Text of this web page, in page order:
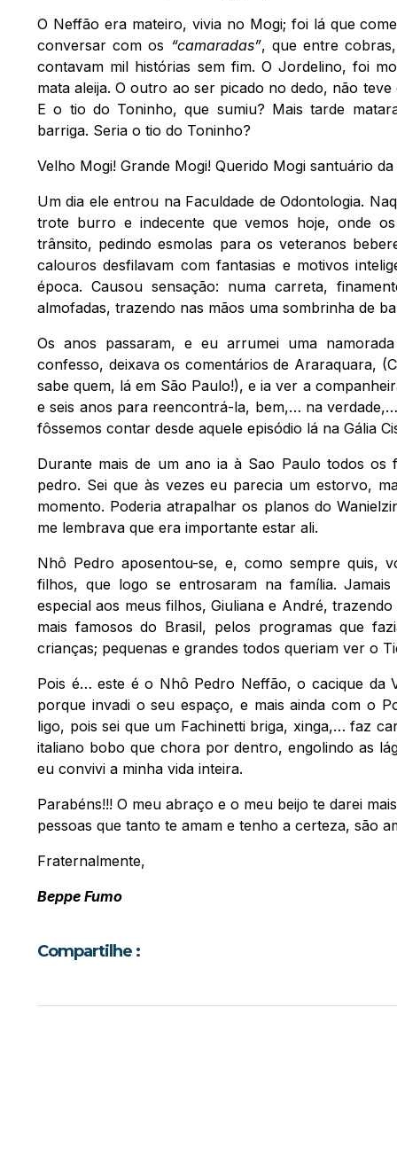
O Neffão era mateiro, vivia no Mogi; foi lá que
conversar com os “camaradas”, que entre cobras,
contavam mil histórias sem fim. O Jordelino, foi
mata aleija. O outro ao ser picado no dedo, não
E o tio do Toninho, que sumiu? Mais tarde
barriga. Seria o tio do Toninho?
Velho Mogi! Grande Mogi! Querido Mogi santuário
Um dia ele entrou na Faculdade de Odontologia.
trote burro e indecente que vemos hoje, onde
trânsito, pedindo esmolas para os veteranos
calouros desfilavam com fantasias e motivos
época. Causou sensação: numa carreta,
almofadas, trazendo nas mãos uma sombrinha de
Os anos passaram, e eu arrumei uma
confesso, deixava os comentários de Araraquara,
sabe quem, lá em São Paulo!), e ia ver a
e seis anos para reencontrá-la, bem,… na
fôssemos contar desde aquele episódio lá na Gália
Durante mais de um ano ia à Sao Paulo todos os
pedro. Sei que às vezes eu parecia um estorvo,
momento. Poderia atrapalhar os planos do
me lembrava que era importante estar ali.
Nhô Pedro aposentou-se, e, como sempre quis,
filhos, que logo se entrosaram na família.
especial aos meus filhos, Giuliana e André,
mais famosos do Brasil, pelos programas que
crianças; pequenas e grandes todos queriam ver o
Pois é… este é o Nhô Pedro Neffão, o cacique da
porque invadi o seu espaço, e mais ainda com o
ligo, pois sei que um Fachinetti briga, xinga,… faz
italiano bobo que chora por dentro, engolindo as
eu convivi a minha vida inteira.
Parabéns!!! O meu abraço e o meu beijo te darei
pessoas que tanto te amam e tenho a certeza, são
Fraternalmente,
Beppe Fumo
Compartilhe :